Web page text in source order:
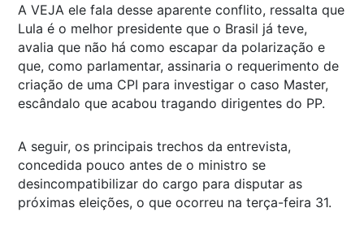
A VEJA ele fala desse aparente conflito, ressalta que
Lula é o melhor presidente que o Brasil já teve,
avalia que não há como escapar da polarização e
que, como parlamentar, assinaria o requerimento de
criação de uma CPI para investigar o caso Master,
escândalo que acabou tragando dirigentes do PP.
A seguir, os principais trechos da entrevista,
concedida pouco antes de o ministro se
desincompatibilizar do cargo para disputar as
próximas eleições, o que ocorreu na terça-feira 31.